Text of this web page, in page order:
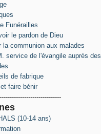
Funérailles
le pardon de Dieu
la communion aux malades
service de l'évangile auprès des
de fabrique
faire bénir
(10-14 ans)